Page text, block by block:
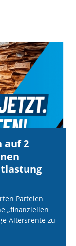
auf 2
Parteien
„finanziellen
Altersrente zu